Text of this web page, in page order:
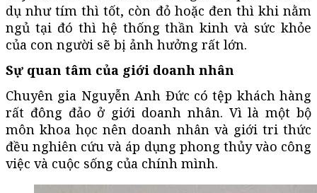
dụ như tím thì tốt, còn đỏ hoặc đen thì khi nằm
ngủ tại đó thì hệ thống thần kinh và sức khỏe
của con người sẽ bị ảnh hưởng rất lớn.
Sự quan tâm của giới doanh nhân
Chuyên gia Nguyễn Anh Đức có tệp khách hàng
rất đông đảo ở giới doanh nhân. Vì là một bộ
môn khoa học nên doanh nhân và giới tri thức
đều nghiên cứu và áp dụng phong thủy vào công
việc và cuộc sống của chính mình.